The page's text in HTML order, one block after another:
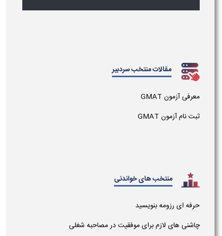
مقالات منتخب سردبیر
معرفی آزمون GMAT
ثبت نام آزمون GMAT
منتخب های خواندنی
حرفه ای رزومه بنویسید
چاشنی های لازم برای موفقیت در مصاحبه شغلی